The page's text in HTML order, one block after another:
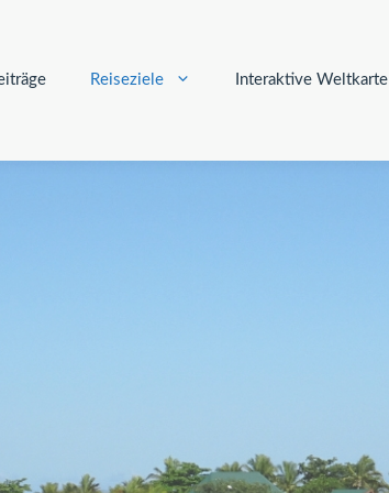
Reiseziele Interaktive Weltkarte